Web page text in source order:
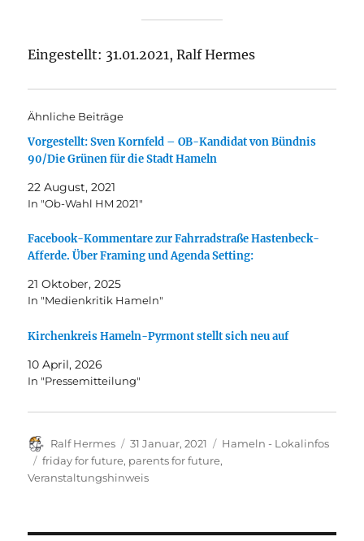
Eingestellt: 31.01.2021, Ralf Hermes
Ähnliche Beiträge
Vorgestellt: Sven Kornfeld – OB-Kandidat von Bündnis
90/Die Grünen für die Stadt Hameln
22 August, 2021
In "Ob-Wahl HM 2021"
Facebook-Kommentare zur Fahrradstraße Hastenbeck-
Afferde. Über Framing und Agenda Setting:
21 Oktober, 2025
In "Medienkritik Hameln"
Kirchenkreis Hameln-Pyrmont stellt sich neu auf
10 April, 2026
In "Pressemitteilung"
Autor
Ralf Hermes
Veröffentlicht
am
31 Januar, 2021 Kategorien
Hameln - Lokalinfos
Schlagwörter
friday for future, parents for future,
Veranstaltungshinweis